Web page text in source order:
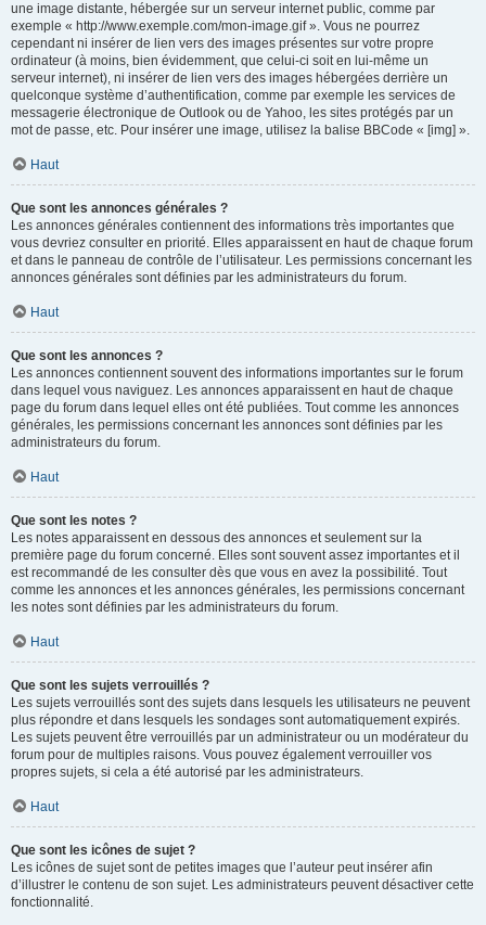
une image distante, hébergée sur un serveur internet public, comme par
exemple « http://www.exemple.com/mon-image.gif ». Vous ne pourrez
cependant ni insérer de lien vers des images présentes sur votre propre
ordinateur (à moins, bien évidemment, que celui-ci soit en lui-même un
serveur internet), ni insérer de lien vers des images hébergées derrière un
quelconque système d’authentification, comme par exemple les services de
messagerie électronique de Outlook ou de Yahoo, les sites protégés par un
mot de passe, etc. Pour insérer une image, utilisez la balise BBCode « [img] ».
Haut
Que sont les annonces générales ?
Les annonces générales contiennent des informations très importantes que
vous devriez consulter en priorité. Elles apparaissent en haut de chaque forum
et dans le panneau de contrôle de l’utilisateur. Les permissions concernant les
annonces générales sont définies par les administrateurs du forum.
Haut
Que sont les annonces ?
Les annonces contiennent souvent des informations importantes sur le forum
dans lequel vous naviguez. Les annonces apparaissent en haut de chaque
page du forum dans lequel elles ont été publiées. Tout comme les annonces
générales, les permissions concernant les annonces sont définies par les
administrateurs du forum.
Haut
Que sont les notes ?
Les notes apparaissent en dessous des annonces et seulement sur la
première page du forum concerné. Elles sont souvent assez importantes et il
est recommandé de les consulter dès que vous en avez la possibilité. Tout
comme les annonces et les annonces générales, les permissions concernant
les notes sont définies par les administrateurs du forum.
Haut
Que sont les sujets verrouillés ?
Les sujets verrouillés sont des sujets dans lesquels les utilisateurs ne peuvent
plus répondre et dans lesquels les sondages sont automatiquement expirés.
Les sujets peuvent être verrouillés par un administrateur ou un modérateur du
forum pour de multiples raisons. Vous pouvez également verrouiller vos
propres sujets, si cela a été autorisé par les administrateurs.
Haut
Que sont les icônes de sujet ?
Les icônes de sujet sont de petites images que l’auteur peut insérer afin
d’illustrer le contenu de son sujet. Les administrateurs peuvent désactiver cette
fonctionnalité.